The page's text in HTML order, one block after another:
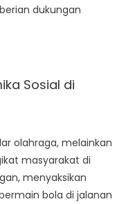
dukungan
Sosial di
olahraga, melainkan
masyarakat di
menyaksikan
bola di jalanan